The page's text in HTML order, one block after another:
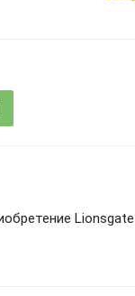
Lionsgate